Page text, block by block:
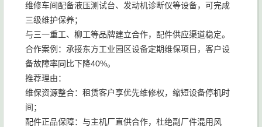
维修车间配备液压测试台、发动机诊断仪等设备，可完成
三级维护保养；
与三一重工、柳工等品牌建立合作，配件供应渠道稳定。
合作案例：承接东方工业园区设备定期维保项目，客户设
备故障率同比下降40%。
推荐理由：
维保资源整合：租赁客户享优先维修权，缩短设备停机时
间；
配件正品保障：与主机厂直供合作，杜绝副厂件混用风